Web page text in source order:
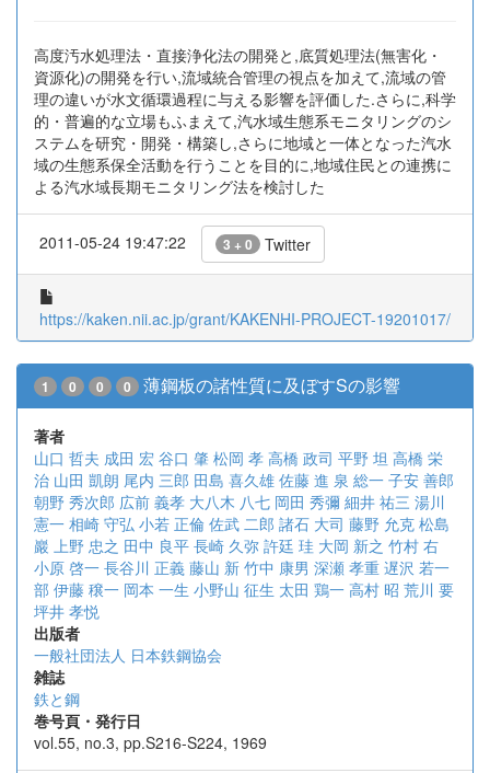
高度汚水処理法・直接浄化法の開発と,底質処理法(無害化・
資源化)の開発を行い,流域統合管理の視点を加えて,流域の管
理の違いが水文循環過程に与える影響を評価した.さらに,科学
的・普遍的な立場もふまえて,汽水域生態系モニタリングのシ
ステムを研究・開発・構築し,さらに地域と一体となった汽水
域の生態系保全活動を行うことを目的に,地域住民との連携に
よる汽水域長期モニタリング法を検討した
2011-05-24 19:47:22 3 + 0 Twitter
https://kaken.nii.ac.jp/grant/KAKENHI-PROJECT-19201017/
1 0 0 0 薄鋼板の諸性質に及ぼすSの影響
著者
山口 哲夫 成田 宏 谷口 肇 松岡 孝 高橋 政司 平野 坦 高橋 栄
治 山田 凱朗 尾内 三郎 田島 喜久雄 佐藤 進 泉 総一 子安 善郎
朝野 秀次郎 広前 義孝 大八木 八七 岡田 秀彌 細井 祐三 湯川
憲一 相崎 守弘 小若 正倫 佐武 二郎 諸石 大司 藤野 允克 松島
巖 上野 忠之 田中 良平 長崎 久弥 許廷 珪 大岡 新之 竹村 右
小原 啓一 長谷川 正義 藤山 新 竹中 康男 深瀬 孝重 遅沢 若一
部 伊藤 穣一 岡本 一生 小野山 征生 太田 鶏一 高村 昭 荒川 要
坪井 孝悦
出版者
一般社団法人 日本鉄鋼協会
雑誌
鉄と鋼
巻号頁・発行日
vol.55, no.3, pp.S216-S224, 1969